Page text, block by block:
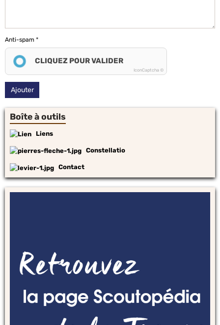
Anti-spam
CLIQUEZ POUR VALIDER
IconCaptcha ©
Ajouter
Boîte à outils
Liens
Constellatio
Contact